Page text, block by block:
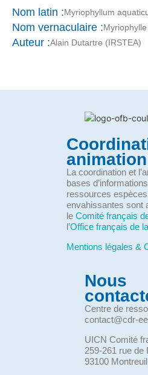
Nom latin :Myriophyllum
Nom vernaculaire :
Auteur :Alain Dutartre (IRSTEA)
animation
La coordination et
bases
ressources
envahissantes sont
le Comité français
l’Office français de
Mentions légales &
Nous
Centre de
contact@cdr-
UICN Comité
259-261 rue de
93100 Montreuil